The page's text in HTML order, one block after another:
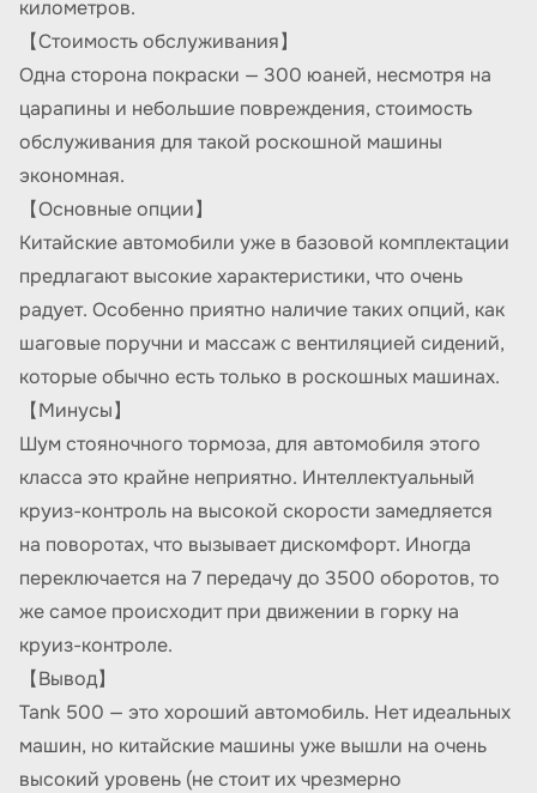
километров.
【Стоимость обслуживания】
Одна сторона покраски — 300 юаней, несмотря на
царапины и небольшие повреждения, стоимость
обслуживания для такой роскошной машины
экономная.
【Основные опции】
Китайские автомобили уже в базовой комплектации
предлагают высокие характеристики, что очень
радует. Особенно приятно наличие таких опций, как
шаговые поручни и массаж с вентиляцией сидений,
которые обычно есть только в роскошных машинах.
【Минусы】
Шум стояночного тормоза, для автомобиля этого
класса это крайне неприятно. Интеллектуальный
круиз-контроль на высокой скорости замедляется
на поворотах, что вызывает дискомфорт. Иногда
переключается на 7 передачу до 3500 оборотов, то
же самое происходит при движении в горку на
круиз-контроле.
【Вывод】
Tank 500 — это хороший автомобиль. Нет идеальных
машин, но китайские машины уже вышли на очень
высокий уровень (не стоит их чрезмерно